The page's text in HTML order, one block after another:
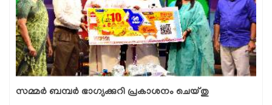
സമ്മർ ബമ്പർ ഭാഗ്യക്കുറി പ്രകാശനം ചെയ്തു